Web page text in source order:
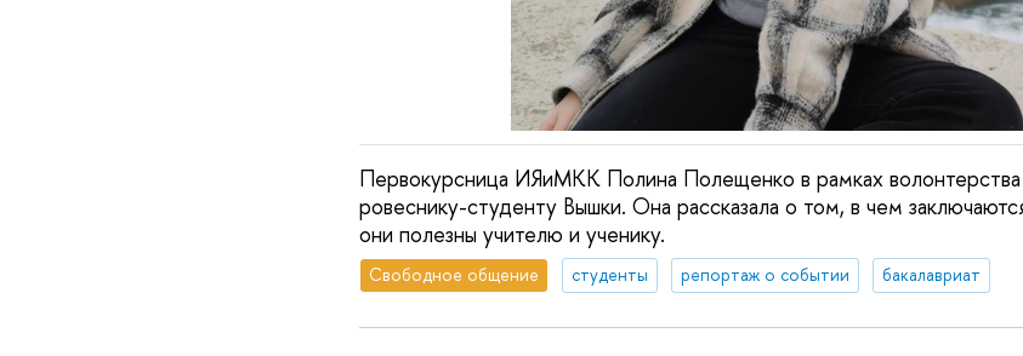
Первокурсница ИЯиМКК Полина Полещенко в рамках
ровеснику-студенту Вышки. Она рассказала о том, в чем
они полезны учителю и ученику.
Свободное общение студенты репортаж о событии бакалавриат